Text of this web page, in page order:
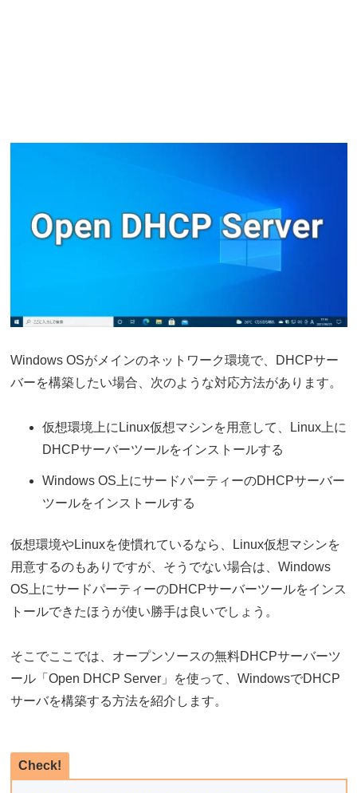
Windows OSがメインのネットワーク環境で、DHCPサー
バーを構築したい場合、次のような対応方法があります。
仮想環境上にLinux仮想マシンを用意して、Linux上に
DHCPサーバーツールをインストールする
Windows OS上にサードパーティーのDHCPサーバー
ツールをインストールする
仮想環境やLinuxを使慣れているなら、Linux仮想マシンを
用意するのもありですが、そうでない場合は、Windows
OS上にサードパーティーのDHCPサーバーツールをインス
トールできたほうが使い勝手は良いでしょう。
そこでここでは、オープンソースの無料DHCPサーバーツ
ール「Open DHCP Server」を使って、WindowsでDHCP
サーバを構築する方法を紹介します。
Check!